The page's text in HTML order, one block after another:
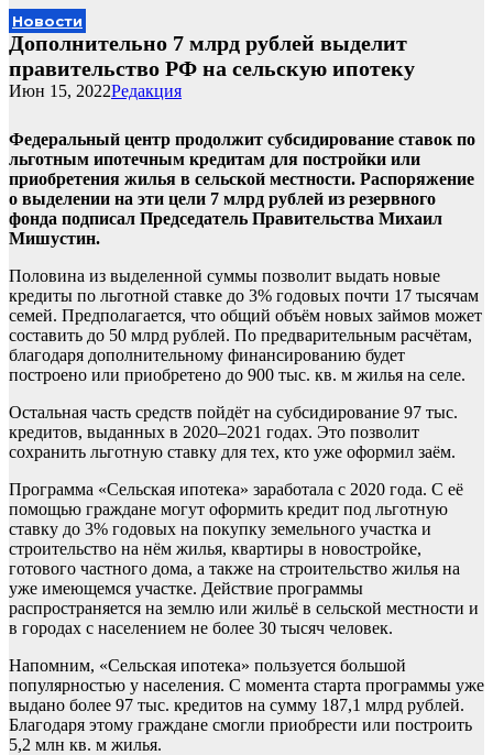
Новости
Дополнительно 7 млрд рублей выделит
правительство РФ на сельскую ипотеку
Редакция
Июн 15, 2022
Федеральный центр продолжит субсидирование ставок по
льготным ипотечным кредитам для постройки или
приобретения жилья в сельской местности. Распоряжение
о выделении на эти цели 7 млрд рублей из резервного
фонда подписал Председатель Правительства Михаил
Мишустин.
Половина из выделенной суммы позволит выдать новые
кредиты по льготной ставке до 3% годовых почти 17 тысячам
семей. Предполагается, что общий объём новых займов может
составить до 50 млрд рублей. По предварительным расчётам,
благодаря дополнительному финансированию будет
построено или приобретено до 900 тыс. кв. м жилья на селе.
Остальная часть средств пойдёт на субсидирование 97 тыс.
кредитов, выданных в 2020–2021 годах. Это позволит
сохранить льготную ставку для тех, кто уже оформил заём.
Программа «Сельская ипотека» заработала с 2020 года. С её
помощью граждане могут оформить кредит под льготную
ставку до 3% годовых на покупку земельного участка и
строительство на нём жилья, квартиры в новостройке,
готового частного дома, а также на строительство жилья на
уже имеющемся участке. Действие программы
распространяется на землю или жильё в сельской местности и
в городах с населением не более 30 тысяч человек.
Напомним, «Сельская ипотека» пользуется большой
популярностью у населения. С момента старта программы уже
выдано более 97 тыс. кредитов на сумму 187,1 млрд рублей.
Благодаря этому граждане смогли приобрести или построить
5,2 млн кв. м жилья.